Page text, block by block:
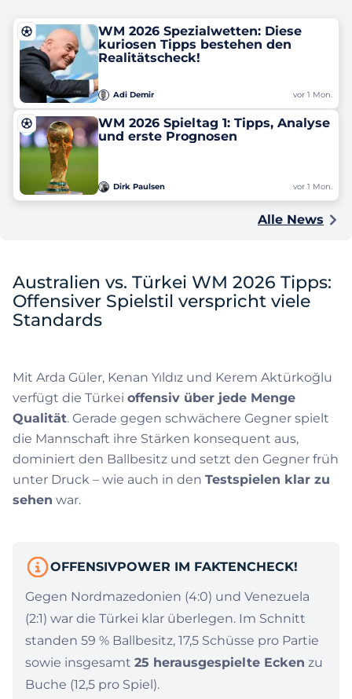
WM 2026 Spezialwetten: Diese
kuriosen Tipps bestehen den
Realitätscheck!
Adi Demir vor 1 Mon.
WM 2026 Spieltag 1: Tipps, Analyse
und erste Prognosen
Dirk Paulsen vor 1 Mon.
Alle News
Australien vs. Türkei WM 2026 Tipps:
Offensiver Spielstil verspricht viele
Standards
Mit Arda Güler, Kenan Yıldız und Kerem Aktürkoğlu
verfügt die Türkei offensiv über jede Menge
Qualität. Gerade gegen schwächere Gegner spielt
die Mannschaft ihre Stärken konsequent aus,
dominiert den Ballbesitz und setzt den Gegner früh
unter Druck – wie auch in den Testspielen klar zu
sehen war.
OFFENSIVPOWER IM FAKTENCHECK!
Gegen Nordmazedonien (4:0) und Venezuela
(2:1) war die Türkei klar überlegen. Im Schnitt
standen 59 % Ballbesitz, 17,5 Schüsse pro Partie
sowie insgesamt 25 herausgespielte Ecken zu
Buche (12,5 pro Spiel).